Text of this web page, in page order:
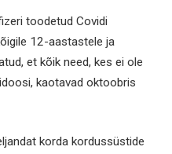
toodetud Covidi
12-aastastele ja
et kõik need, kes ei ole
kaotavad oktoobris
korda kordussüstide